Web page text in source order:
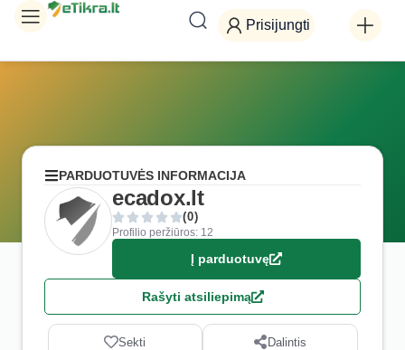
Prisijungti
PARDUOTUVĖS INFORMACIJA
ecadox.lt
(0)
Profilio peržiūros: 12
Į parduotuvę
Rašyti atsiliepimą
Sekti Dalintis